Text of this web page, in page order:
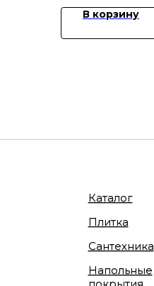
В корзину
Каталог
Плитка
Сантехника
Напольные